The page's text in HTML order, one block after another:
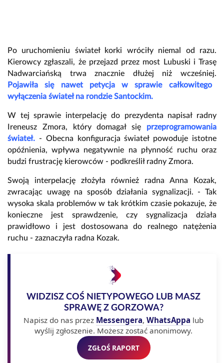
Po uruchomieniu świateł korki wróciły niemal od razu.
Kierowcy zgłaszali, że przejazd przez most Lubuski i Trasę
Nadwarciańską trwa znacznie dłużej niż wcześniej.
Pojawiła się nawet petycja w sprawie całkowitego
wyłączenia świateł na rondzie Santockim.
W tej sprawie interpelację do prezydenta napisał radny
Ireneusz Zmora, który domagał się przeprogramowania
świateł. - Obecna konfiguracja świateł powoduje istotne
opóźnienia, wpływa negatywnie na płynność ruchu oraz
budzi frustrację kierowców - podkreślił radny Zmora.
Swoją interpelację złożyła również radna Anna Kozak,
zwracając uwagę na sposób działania sygnalizacji. - Tak
wysoka skala problemów w tak krótkim czasie pokazuje, że
konieczne jest sprawdzenie, czy sygnalizacja działa
prawidłowo i jest dostosowana do realnego natężenia
ruchu - zaznaczyła radna Kozak.
WIDZISZ COŚ NIETYPOWEGO LUB MASZ
SPRAWĘ Z GORZOWA?
Napisz do nas przez Messengera, WhatsAppa lub
wyślij zgłoszenie. Możesz zostać anonimowy.
ZGŁOŚ RAPORT